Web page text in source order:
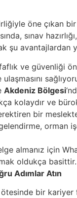
öne çıkan
sınav
şu avantajlardan
ve güvenliği
Akdeniz Bölgesi
kolaydır ve
bir
orman
almanız için
oldukça basittir.
Adımlar Atın
bir